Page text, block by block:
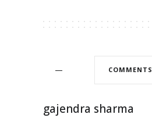
COMMENTS
gajendra sharma